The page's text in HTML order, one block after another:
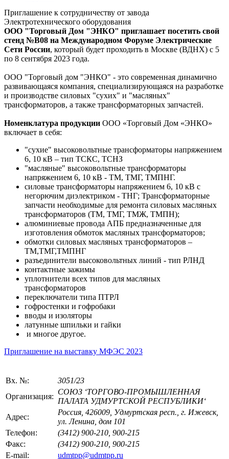
Приглашение к сотрудничеству от завода
Электротехнического оборудования
ООО "Торговый Дом "ЭНКО" приглашает посетить свой
стенд №В08 на Международном Форуме Электрические
Сети России, который будет проходить в Москве (ВДНХ) с 5
по 8 сентября 2023 года.
ООО "Торговый дом "ЭНКО" - это современная динамично
развивающаяся компания, специализирующаяся на разработке
и производстве силовых "сухих" и "масляных"
трансформаторов, а также трансформаторных запчастей.
Номенклатура продукции ООО «Торговый Дом «ЭНКО»
включает в себя:
"сухие" высоковольтные трансформаторы напряжением
6, 10 кВ – тип ТСКС, ТСНЗ
"масляные" высоковольтные трансформаторы
напряжением 6, 10 кВ - ТМ, ТМГ, ТМПНГ.
силовые трансформаторы напряжением 6, 10 кВ с
негорючим диэлектриком - ТНГ; Трансформаторные
запчасти необходимые для ремонта силовых масляных
трансформаторов (ТМ, ТМГ, ТМЖ, ТМПН);
алюминиевые провода АПБ предназначенные для
изготовления обмоток масляных трансформаторов;
обмотки силовых масляных трансформаторов –
ТМ,ТМГ,ТМПНГ
разъединители высоковольтных линий - тип РЛНД
контактные зажимы
уплотнители всех типов для масляных
трансформаторов
переключатели типа ПТРЛ
гофростенки и гофробаки
вводы и изоляторы
латунные шпильки и гайки
и многое другое.
Приглашение на выставку МФЭС 2023
Вх. №:
3051/23
Организация:
СОЮЗ ‘ТОРГОВО-ПРОМЫШЛЕННАЯ
ПАЛАТА УДМУРТСКОЙ РЕСПУБЛИКИ‘
Адрес:
Россия, 426009, Удмуртская респ., г. Ижевск,
ул. Ленина, дом 101
Телефон:
(3412) 900-210, 900-215
Факс:
(3412) 900-210, 900-215
E-mail:
udmtpp@udmtpp.ru